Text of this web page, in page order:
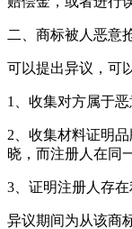
二、商标被人恶意
可以提出异议，可
1、收集对方属于
2、收集材料证明
晓，而注册人在同
3、证明注册人存
异议期间为从该商